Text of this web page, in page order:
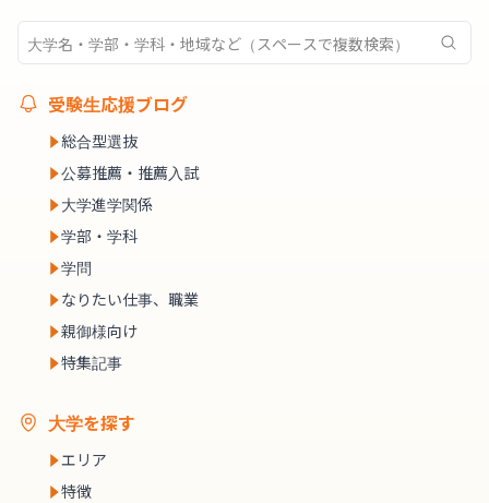
受験生応援ブログ
総合型選抜
公募推薦・推薦入試
大学進学関係
学部・学科
学問
なりたい仕事、職業
親御様向け
特集記事
大学を探す
エリア
特徴